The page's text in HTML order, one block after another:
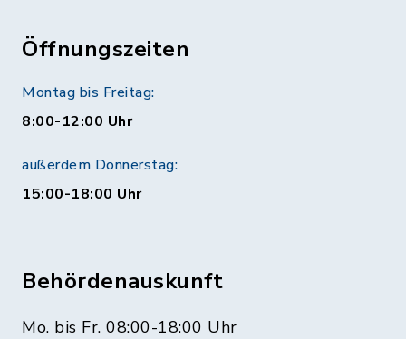
Öffnungszeiten
Montag bis Freitag:
8:00-12:00 Uhr
außerdem Donnerstag:
15:00-18:00 Uhr
Behördenauskunft
Mo. bis Fr. 08:00-18:00 Uhr